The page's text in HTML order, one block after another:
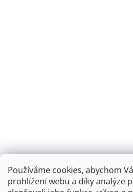
Používáme cookies, abychom
prohlížení webu a díky analýze